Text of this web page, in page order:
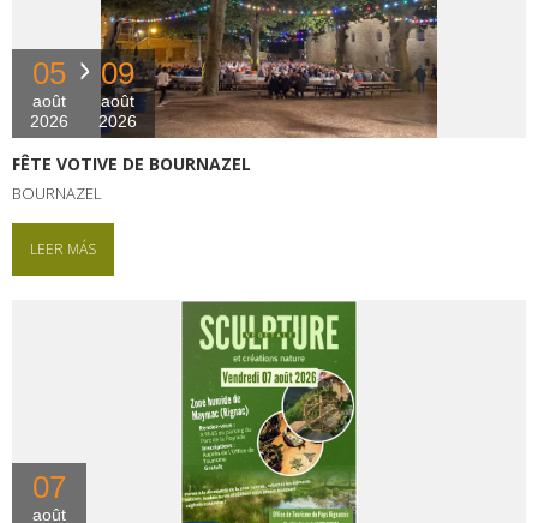
05
août
2026
09
août
2026
FÊTE VOTIVE DE BOURNAZEL
BOURNAZEL
LEER MÁS
07
août